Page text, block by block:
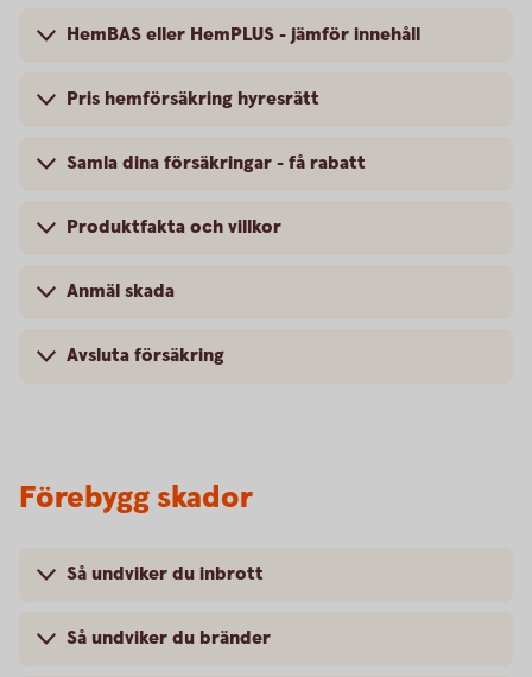
HemBAS eller HemPLUS - jämför innehåll
Pris hemförsäkring hyresrätt
Samla dina försäkringar - få rabatt
Produktfakta och villkor
Anmäl skada
Avsluta försäkring
Förebygg skador
Så undviker du inbrott
Så undviker du bränder